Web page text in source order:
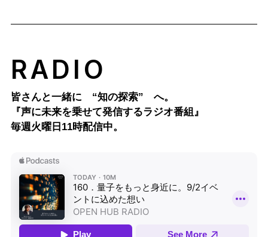
RADIO
皆さんと一緒に “知の探索” へ。
『声に未来を乗せて発信するラジオ番組』
毎週火曜日11時配信中。